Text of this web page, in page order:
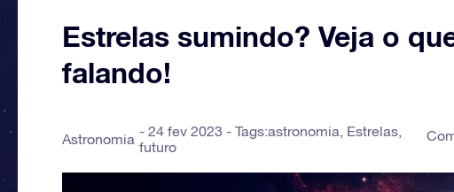
Estrelas sumindo? Veja o
falando!
Astronomia 24 fev 2023 - Tags:astronomia, Estrelas,
futuro